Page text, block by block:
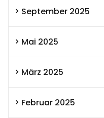
September 2025
Mai 2025
März 2025
Februar 2025